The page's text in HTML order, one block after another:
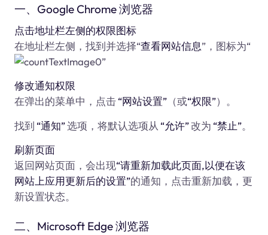
一、Google Chrome 浏览器
点击地址栏左侧的权限图标
在地址栏左侧，找到并选择“查看网站信息”，图标为“
”
修改通知权限
在弹出的菜单中，点击“网站设置”（或“权限”）。
找到 “通知”选项，将默认选项从 “允许”改为 “禁止”。
刷新页面
返回网站页面，会出现“请重新加载此页面,以便在该
网站上应用更新后的设置”的通知，点击重新加载，更
新设置状态。
二、Microsoft Edge 浏览器